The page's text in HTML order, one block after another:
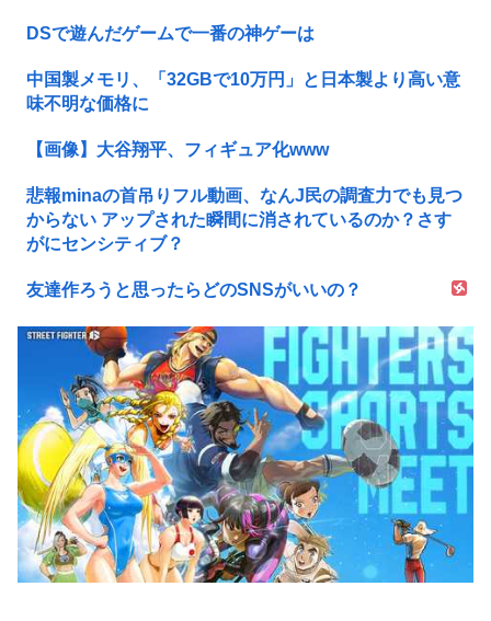
DSで遊んだゲームで一番の神ゲーは
中国製メモリ、「32GBで10万円」と日本製より高い意
味不明な価格に
【画像】大谷翔平、フィギュア化www
悲報minaの首吊りフル動画、なんJ民の調査力でも見つ
からない アップされた瞬間に消されているのか？さす
がにセンシティブ？
友達作ろうと思ったらどのSNSがいいの？